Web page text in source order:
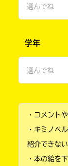
選んでね
ひみつ
学年
選んでね
小学2年
小学4年
・コメント
・キミノベ
紹介できない
・本の絵を